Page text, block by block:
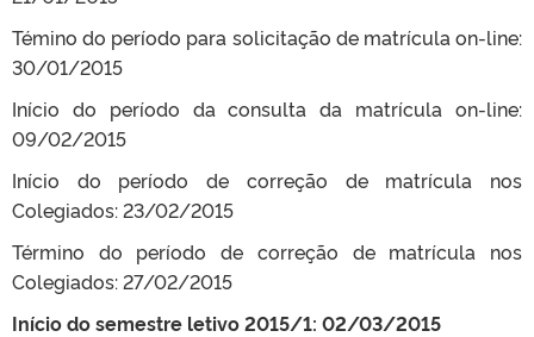
Témino do período para solicitação de matrícula on-line:
30/01/2015
Início do período da consulta da matrícula on-line:
09/02/2015
Início do período de correção de matrícula nos
Colegiados: 23/02/2015
Término do período de correção de matrícula nos
Colegiados: 27/02/2015
Início do semestre letivo 2015/1: 02/03/2015